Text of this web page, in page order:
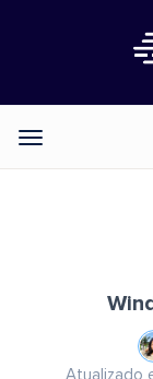
Categories
Atualizado